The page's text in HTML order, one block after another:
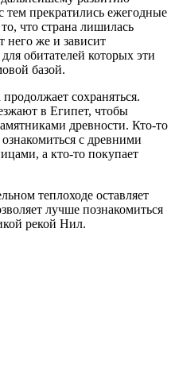
тем прекратились ежегодные
что страна лишилась
него же и зависит
обитателей которых эти
базой.
сохраняться.
в Египет, чтобы
древности. Кто-то
с древними
а кто-то покупает
теплоходе оставляет
лучше познакомиться
рекой Нил.